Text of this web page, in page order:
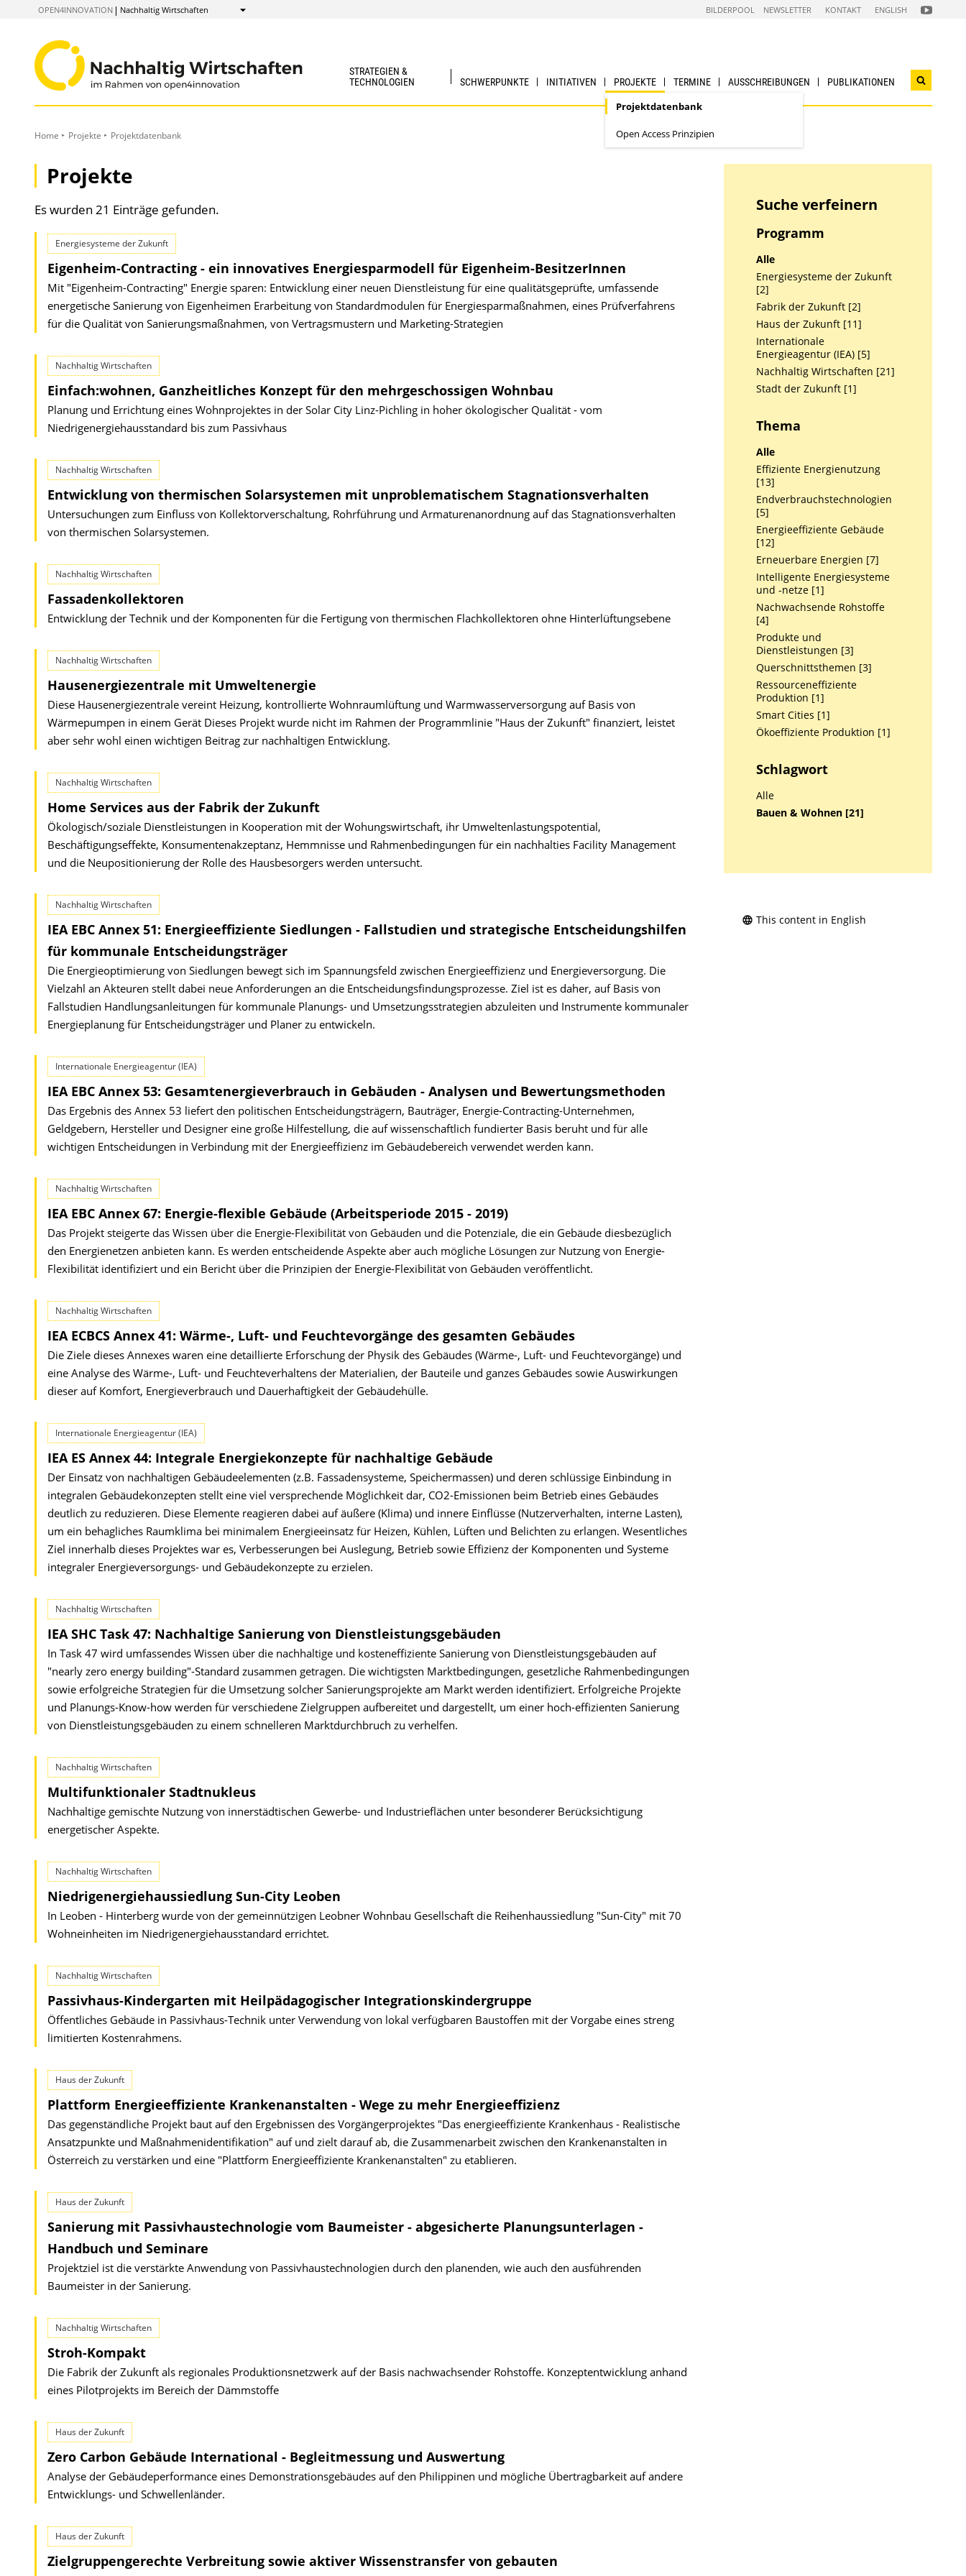
OPEN4INNOVATION Nachhaltig Wirtschaften
Anzeigen
BILDERPOOL NEWSLETTER KONTAKT ENGLISH FOLGEN
SIE
STRATEGIEN &
TECHNOLOGIEN
SCHWERPUNKTE INITIATIVEN PROJEKTE
Projektdatenbank
Open Access Prinzipien
TERMINE AUSSCHREIBUNGEN PUBLIKATIONEN
Home Projekte Projektdatenbank
Projekte
Es wurden 21 Einträge gefunden.
Energiesysteme der Zukunft
Eigenheim-Contracting - ein innovatives Energiesparmodell für Eigenheim-BesitzerInnen
Mit "Eigenheim-Contracting" Energie sparen: Entwicklung einer neuen Dienstleistung für eine qualitätsgeprüfte, umfassende
energetische Sanierung von Eigenheimen Erarbeitung von Standardmodulen für Energiesparmaßnahmen, eines Prüfverfahrens
für die Qualität von Sanierungsmaßnahmen, von Vertragsmustern und Marketing-Strategien
Nachhaltig Wirtschaften
Einfach:wohnen, Ganzheitliches Konzept für den mehrgeschossigen Wohnbau
Planung und Errichtung eines Wohnprojektes in der Solar City Linz-Pichling in hoher ökologischer Qualität - vom
Niedrigenergiehausstandard bis zum Passivhaus
Nachhaltig Wirtschaften
Entwicklung von thermischen Solarsystemen mit unproblematischem Stagnationsverhalten
Untersuchungen zum Einfluss von Kollektorverschaltung, Rohrführung und Armaturenanordnung auf das Stagnationsverhalten
von thermischen Solarsystemen.
Nachhaltig Wirtschaften
Fassadenkollektoren
Entwicklung der Technik und der Komponenten für die Fertigung von thermischen Flachkollektoren ohne Hinterlüftungsebene
Nachhaltig Wirtschaften
Hausenergiezentrale mit Umweltenergie
Diese Hausenergiezentrale vereint Heizung, kontrollierte Wohnraumlüftung und Warmwasserversorgung auf Basis von
Wärmepumpen in einem Gerät Dieses Projekt wurde nicht im Rahmen der Programmlinie "Haus der Zukunft" finanziert, leistet
aber sehr wohl einen wichtigen Beitrag zur nachhaltigen Entwicklung.
Nachhaltig Wirtschaften
Home Services aus der Fabrik der Zukunft
Ökologisch/soziale Dienstleistungen in Kooperation mit der Wohungswirtschaft, ihr Umweltenlastungspotential,
Beschäftigungseffekte, Konsumentenakzeptanz, Hemmnisse und Rahmenbedingungen für ein nachhalties Facility Management
und die Neupositionierung der Rolle des Hausbesorgers werden untersucht.
Nachhaltig Wirtschaften
IEA EBC Annex 51: Energieeffiziente Siedlungen - Fallstudien und strategische Entscheidungshilfen
für kommunale Entscheidungsträger
Die Energieoptimierung von Siedlungen bewegt sich im Spannungsfeld zwischen Energieeffizienz und Energieversorgung. Die
Vielzahl an Akteuren stellt dabei neue Anforderungen an die Entscheidungsfindungsprozesse. Ziel ist es daher, auf Basis von
Fallstudien Handlungsanleitungen für kommunale Planungs- und Umsetzungsstrategien abzuleiten und Instrumente kommunaler
Energieplanung für Entscheidungsträger und Planer zu entwickeln.
Internationale Energieagentur (IEA)
IEA EBC Annex 53: Gesamtenergieverbrauch in Gebäuden - Analysen und Bewertungsmethoden
Das Ergebnis des Annex 53 liefert den politischen Entscheidungsträgern, Bauträger, Energie-Contracting-Unternehmen,
Geldgebern, Hersteller und Designer eine große Hilfestellung, die auf wissenschaftlich fundierter Basis beruht und für alle
wichtigen Entscheidungen in Verbindung mit der Energieeffizienz im Gebäudebereich verwendet werden kann.
Nachhaltig Wirtschaften
IEA EBC Annex 67: Energie-flexible Gebäude (Arbeitsperiode 2015 - 2019)
Das Projekt steigerte das Wissen über die Energie-Flexibilität von Gebäuden und die Potenziale, die ein Gebäude diesbezüglich
den Energienetzen anbieten kann. Es werden entscheidende Aspekte aber auch mögliche Lösungen zur Nutzung von Energie-
Flexibilität identifiziert und ein Bericht über die Prinzipien der Energie-Flexibilität von Gebäuden veröffentlicht.
Nachhaltig Wirtschaften
IEA ECBCS Annex 41: Wärme-, Luft- und Feuchtevorgänge des gesamten Gebäudes
Die Ziele dieses Annexes waren eine detaillierte Erforschung der Physik des Gebäudes (Wärme-, Luft- und Feuchtevorgänge) und
eine Analyse des Wärme-, Luft- und Feuchteverhaltens der Materialien, der Bauteile und ganzes Gebäudes sowie Auswirkungen
dieser auf Komfort, Energieverbrauch und Dauerhaftigkeit der Gebäudehülle.
Internationale Energieagentur (IEA)
IEA ES Annex 44: Integrale Energiekonzepte für nachhaltige Gebäude
Der Einsatz von nachhaltigen Gebäudeelementen (z.B. Fassadensysteme, Speichermassen) und deren schlüssige Einbindung in
integralen Gebäudekonzepten stellt eine viel versprechende Möglichkeit dar, CO2-Emissionen beim Betrieb eines Gebäudes
deutlich zu reduzieren. Diese Elemente reagieren dabei auf äußere (Klima) und innere Einflüsse (Nutzerverhalten, interne Lasten),
um ein behagliches Raumklima bei minimalem Energieeinsatz für Heizen, Kühlen, Lüften und Belichten zu erlangen. Wesentliches
Ziel innerhalb dieses Projektes war es, Verbesserungen bei Auslegung, Betrieb sowie Effizienz der Komponenten und Systeme
integraler Energieversorgungs- und Gebäudekonzepte zu erzielen.
Nachhaltig Wirtschaften
IEA SHC Task 47: Nachhaltige Sanierung von Dienstleistungs­gebäuden
In Task 47 wird umfassendes Wissen über die nachhaltige und kosteneffiziente Sanierung von Dienstleistungsgebäuden auf
"nearly zero energy building"-Standard zusammen getragen. Die wichtigsten Marktbedingungen, gesetzliche Rahmenbedingungen
sowie erfolgreiche Strategien für die Umsetzung solcher Sanierungsprojekte am Markt werden identifiziert. Erfolgreiche Projekte
und Planungs-Know-how werden für verschiedene Zielgruppen aufbereitet und dargestellt, um einer hoch-effizienten Sanierung
von Dienstleistungsgebäuden zu einem schnelleren Marktdurchbruch zu verhelfen.
Nachhaltig Wirtschaften
Multifunktionaler Stadtnukleus
Nachhaltige gemischte Nutzung von innerstädtischen Gewerbe- und Industrieflächen unter besonderer Berücksichtigung
energetischer Aspekte.
Nachhaltig Wirtschaften
Niedrigenergiehaussiedlung Sun-City Leoben
In Leoben - Hinterberg wurde von der gemeinnützigen Leobner Wohnbau Gesellschaft die Reihenhaussiedlung "Sun-City" mit 70
Wohneinheiten im Niedrigenergiehausstandard errichtet.
Nachhaltig Wirtschaften
Passivhaus-Kindergarten mit Heilpädagogischer Integrationskindergruppe
Öffentliches Gebäude in Passivhaus-Technik unter Verwendung von lokal verfügbaren Baustoffen mit der Vorgabe eines streng
limitierten Kostenrahmens.
Haus der Zukunft
Plattform Energieeffiziente Krankenanstalten - Wege zu mehr Energieeffizienz
Das gegenständliche Projekt baut auf den Ergebnissen des Vorgängerprojektes "Das energieeffiziente Krankenhaus - Realistische
Ansatzpunkte und Maßnahmenidentifikation" auf und zielt darauf ab, die Zusammenarbeit zwischen den Krankenanstalten in
Österreich zu verstärken und eine "Plattform Energieeffiziente Krankenanstalten" zu etablieren.
Haus der Zukunft
Sanierung mit Passivhaustechnologie vom Baumeister - abgesicherte Planungsunterlagen -
Handbuch und Seminare
Projektziel ist die verstärkte Anwendung von Passivhaustechnologien durch den planenden, wie auch den ausführenden
Baumeister in der Sanierung.
Nachhaltig Wirtschaften
Stroh-Kompakt
Die Fabrik der Zukunft als regionales Produktionsnetzwerk auf der Basis nachwachsender Rohstoffe. Konzeptentwicklung anhand
eines Pilotprojekts im Bereich der Dämmstoffe
Haus der Zukunft
Zero Carbon Gebäude International - Begleitmessung und Auswertung
Analyse der Gebäudeperformance eines Demonstrationsgebäudes auf den Philippinen und mögliche Übertragbarkeit auf andere
Entwicklungs- und Schwellenländer.
Haus der Zukunft
Zielgruppengerechte Verbreitung sowie aktiver Wissenstransfer von gebauten
Suche verfeinern
Programm
Alle
Energiesysteme der Zukunft
[2]
Fabrik der Zukunft [2]
Haus der Zukunft [11]
Internationale
Energieagentur (IEA) [5]
Nachhaltig Wirtschaften [21]
Stadt der Zukunft [1]
Thema
Alle
Effiziente Energienutzung
[13]
Endverbrauchstechnologien
[5]
Energieeffiziente Gebäude
[12]
Erneuerbare Energien [7]
Intelligente Energiesysteme
und -netze [1]
Nachwachsende Rohstoffe
[4]
Produkte und
Dienstleistungen [3]
Querschnittsthemen [3]
Ressourceneffiziente
Produktion [1]
Smart Cities [1]
Ökoeffiziente Produktion [1]
Schlagwort
Alle
Bauen & Wohnen [21]
This content in English